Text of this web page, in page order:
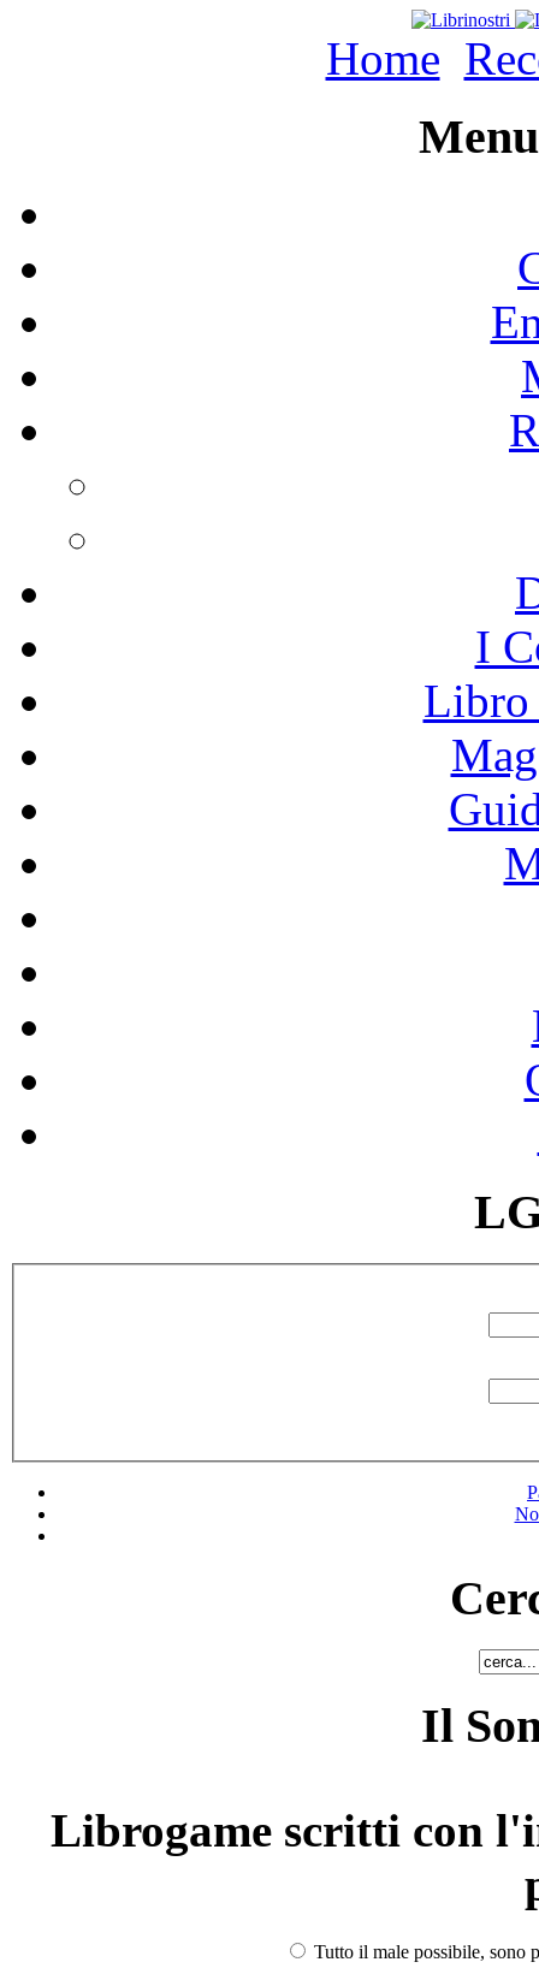
Home
I
Libro
Il
Librogame scritti con
Tutto il male possibile, sono